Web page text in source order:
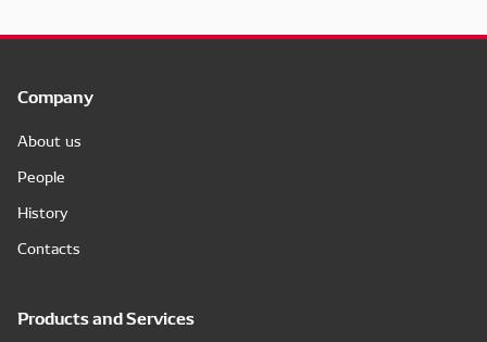
Company
About us
People
History
Contacts
Products and Services